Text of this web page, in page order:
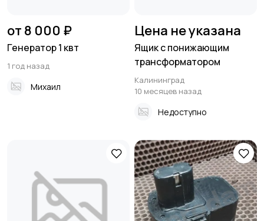
от 8 000 ₽
Генератор 1 квт
1 год назад
Михаил
Цена не указана
Ящик с понижающим
трансформатором
Калининград
10 месяцев назад
Недоступно